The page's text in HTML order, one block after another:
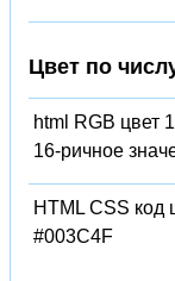
Цвет по
html RGB цвет
16-ричное
HTML CSS код
#003C4F